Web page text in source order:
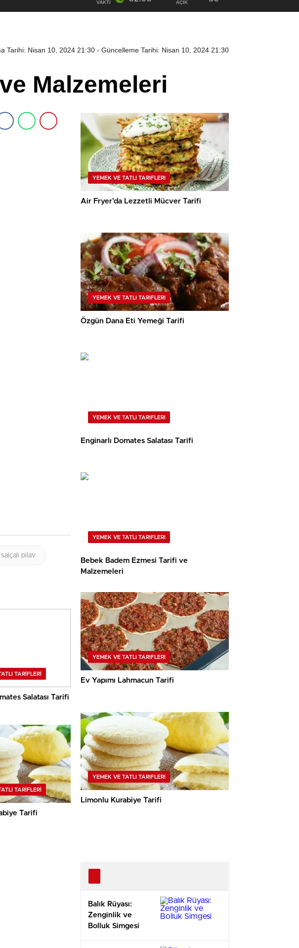
VAKTI
AÇIK
Tarihi: Nisan 10, 2024 21:30 - Güncelleme Tarihi: Nisan 10, 2024 21:30
Malzemeleri
salçalı pilav
TARIFLERI
Salatası Tarifi
TARIFLERI
Tarifi
YEMEK VE TATLI TARIFLERI
Air Fryer’da Lezzetli Mücver Tarifi
YEMEK VE TATLI TARIFLERI
Özgün Dana Eti Yemeği Tarifi
YEMEK VE TATLI TARIFLERI
Enginarlı Domates Salatası Tarifi
YEMEK VE TATLI TARIFLERI
Bebek Badem Ezmesi Tarifi ve
Malzemeleri
YEMEK VE TATLI TARIFLERI
Ev Yapımı Lahmacun Tarifi
YEMEK VE TATLI TARIFLERI
Limonlu Kurabiye Tarifi
Balık Rüyası:
Zenginlik ve
Bolluk Simgesi